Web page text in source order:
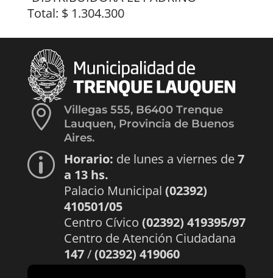
Total: $ 1.304.300

Villegas 555, B6400 Trenque
Lauquen, Provincia de Buenos
Aires.
p Horario: de lunes a viernes de7
a 13 hs.
Palacio Municipal (02392)
410501/05
Centro Cívico (02392) 419395/97
Centro de Atención Ciudadana
147/(02392) 419060